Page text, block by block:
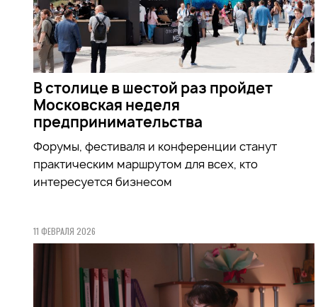
В столице в шестой раз пройдет
Московская неделя
предпринимательства
Форумы, фестиваля и конференции станут
практическим маршрутом для всех, кто
интересуется бизнесом
11 ФЕВРАЛЯ 2026